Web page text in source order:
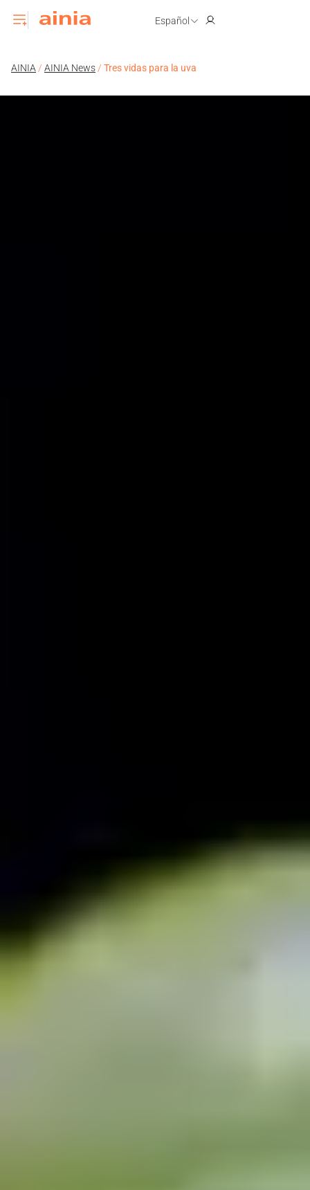
Español
AINIA / AINIA News / Tres vidas para la uva